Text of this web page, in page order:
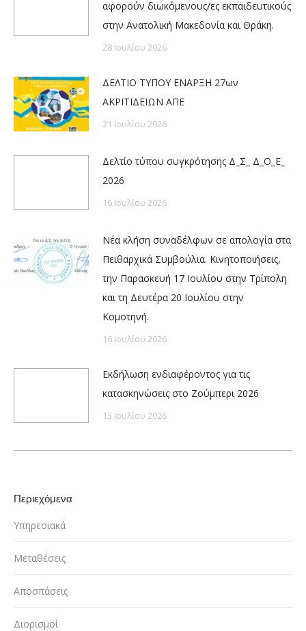
αφορούν διωκόμενους/ες εκπαιδευτικούς
στην Ανατολική Μακεδονία και Θράκη.
28 Ιουλίου 2026
ΔΕΛΤΙΟ ΤΥΠΟΥ ΕΝΑΡΞΗ 27ων
ΑΚΡΙΤΙΔΕΙΩΝ ΑΠΕ
21 Ιουλίου 2026
Δελτίο τύπου συγκρότησης Δ_Σ_ Δ_Ο_Ε_
2026
16 Ιουλίου 2026
Νέα κλήση συναδέλφων σε απολογία στα
Πειθαρχικά Συμβούλια. Κινητοποιήσεις,
την Παρασκευή 17 Ιουλίου στην Τρίπολη
και τη Δευτέρα 20 Ιουλίου στην
Κομοτηνή.
16 Ιουλίου 2026
Εκδήλωση ενδιαφέροντος για τις
κατασκηνώσεις στο Ζούμπερι 2026
13 Ιουλίου 2026
Περιεχόμενα
Υπηρεσιακά
Μεταθέσεις
Αποσπάσεις
Διορισμοί